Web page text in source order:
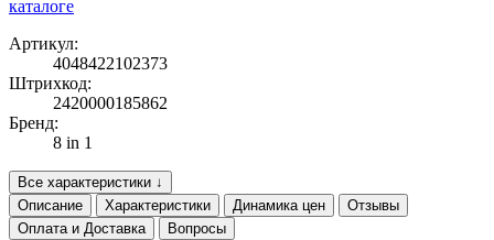
каталоге
Артикул:
4048422102373
Штрихкод:
2420000185862
Бренд:
8 in 1
Все характеристики ↓
Описание
Характеристики Динамика цен
Отзывы
Оплата и Доставка
Вопросы